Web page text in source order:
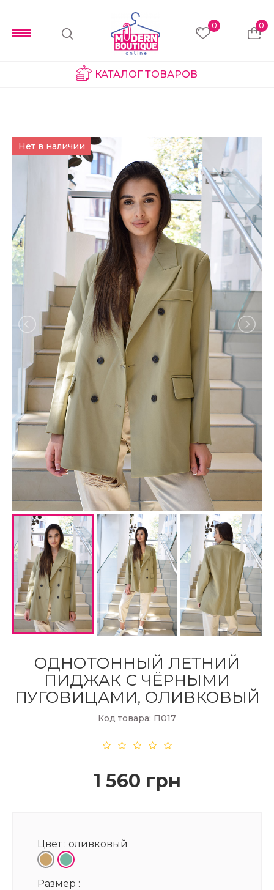
0 0
КАТАЛОГ ТОВАРОВ
Нет в наличии
ОДНОТОННЫЙ ЛЕТНИЙ
ПИДЖАК С ЧЁРНЫМИ
ПУГОВИЦАМИ, ОЛИВКОВЫЙ
Код товара: П017
1 560 грн
Цвет : оливковый
Размер :